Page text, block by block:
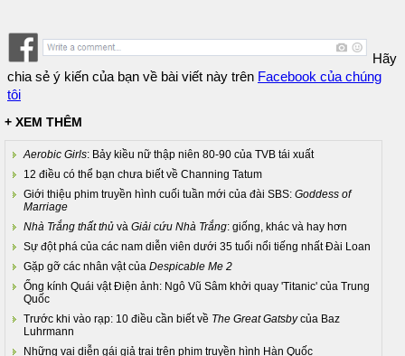
Hãy
chia sẻ ý kiến của bạn về bài viết này trên Facebook của chúng
tôi
+ XEM THÊM
Aerobic Girls: Bảy kiều nữ thập niên 80-90 của TVB tái xuất
12 điều có thể bạn chưa biết về Channing Tatum
Giới thiệu phim truyền hình cuối tuần mới của đài SBS: Goddess of
Marriage
Nhà Trắng thất thủ và Giải cứu Nhà Trắng: giống, khác và hay hơn
Sự đột phá của các nam diễn viên dưới 35 tuổi nổi tiếng nhất Đài Loan
Gặp gỡ các nhân vật của Despicable Me 2
Ống kính Quái vật Điện ảnh: Ngô Vũ Sâm khởi quay 'Titanic' của Trung
Quốc
Trước khi vào rạp: 10 điều cần biết về The Great Gatsbycủa Baz
Luhrmann
Những vai diễn gái giả trai trên phim truyền hình Hàn Quốc